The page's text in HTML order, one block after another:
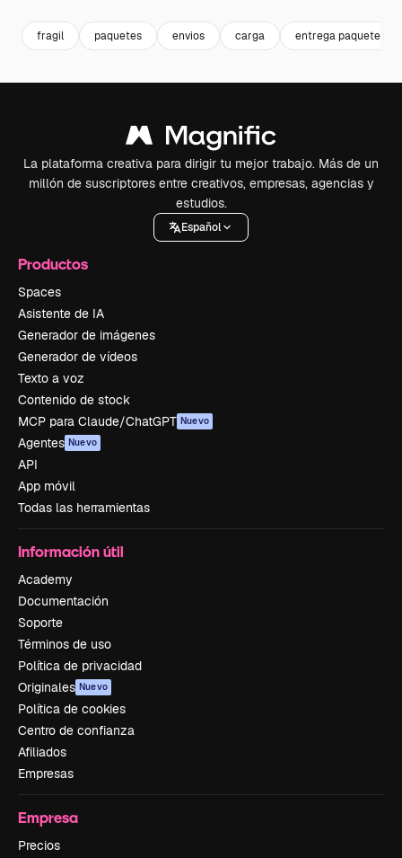
fragil paquetes envios carga entrega paquete
La plataforma creativa para dirigir tu mejor trabajo. Más de un
millón de suscriptores entre creativos, empresas, agencias y
estudios.
Español
Productos
Spaces
Asistente de IA
Generador de imágenes
Generador de vídeos
Texto a voz
Contenido de stock
MCP para Claude/ChatGPT Nuevo
Agentes Nuevo
API
App móvil
Todas las herramientas
Información útil
Academy
Documentación
Soporte
Términos de uso
Política de privacidad
Originales Nuevo
Política de cookies
Centro de confianza
Afiliados
Empresas
Empresa
Precios